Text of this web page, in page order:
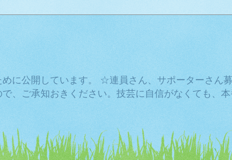
に公開しています。 ☆連員さん、サポーターさん
、ご承知おきください。技芸に自信がなくても、